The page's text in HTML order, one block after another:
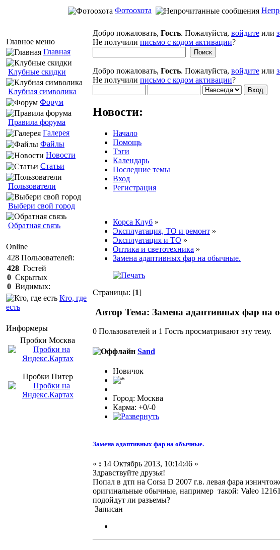
Фотоохота
Главное меню
Главная
Клубные скидки
Клубная символика
Форум
Правила форума
Галерея
Файлы
Новости
Статьи
Пользователи
Выбери свой город
Обратная связь
Online
428 Пользователей:
428 Гостей
0 Скрытых
0 Видимых:
Кто, где
есть
Информеры
Пробки Mосква
Пробки Питер
Добро пожаловать, Гость. Пожалуйста, войдите или
Не получили письмо с кодом активации?
Добро пожаловать, Гость. Пожалуйста, войдите или
Не получили письмо с кодом активации?
Новости:
Начало
Помощь
Тэги
Календарь
Последние темы
Вход
Регистрация
Корса Клуб »
Эксплуатация, ТО и ремонт »
Эксплуатация и ТО »
Оптика и светотехника »
Замена адаптивных фар на обычные.
Страницы: [1]
Автор Тема: Замена адаптивных фар на
0 Пользователей и 1 Гость просматривают эту тему.
Sand
Новичок
Город: Москва
Карма: +0/-0
Замена адаптивных фар на обычные.
« : 14 Октябрь 2013, 10:14:46 »
Здравствуйте друзья!
Попал в дтп на Corsa D 2007 г.в. левая фара
оригинальные обычные, например такой: Valeo
подойдут ли разъемы?
Записан